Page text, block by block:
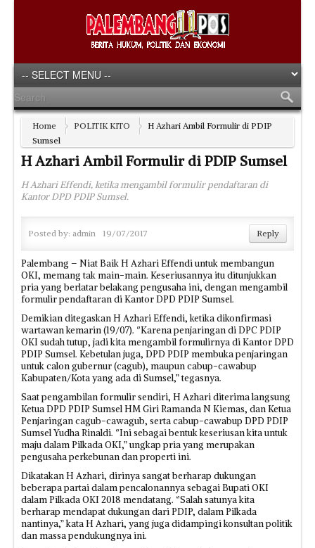
Home POLITIK KITO
H Azhari Ambil Formulir di PDIP
Sumsel
H Azhari Ambil Formulir di PDIP Sumsel
H Azhari Effendi, ketika mengambil formulir pendaftaran di
Kantor DPD PDIP Sumsel.
Posted by: admin 19/07/2017 Reply
Palembang – Niat Baik H Azhari Effendi untuk membangun
OKI, memang tak main-main. Keseriusannya itu ditunjukkan
pria yang berlatar belakang pengusaha ini, dengan mengambil
formulir pendaftaran di Kantor DPD PDIP Sumsel.
Demikian ditegaskan H Azhari Effendi, ketika dikonfirmasi
wartawan kemarin (19/07). ‘’Karena penjaringan di DPC PDIP
OKI sudah tutup, jadi kita mengambil formulirnya di Kantor DPD
PDIP Sumsel. Kebetulan juga, DPD PDIP membuka penjaringan
untuk calon gubernur (cagub), maupun cabup-cawabup
Kabupaten/Kota yang ada di Sumsel,” tegasnya.
Saat pengambilan formulir sendiri, H Azhari diterima langsung
Ketua DPD PDIP Sumsel HM Giri Ramanda N Kiemas, dan Ketua
Penjaringan cagub-cawagub, serta cabup-cawabup DPD PDIP
Sumsel Yudha Rinaldi. ‘’Ini sebagai bentuk keseriusan kita untuk
maju dalam Pilkada OKI,” ungkap pria yang merupakan
pengusaha perkebunan dan properti ini.
Dikatakan H Azhari, dirinya sangat berharap dukungan
beberapa partai dalam pencalonannya sebagai Bupati OKI
dalam Pilkada OKI 2018 mendatang. ‘’Salah satunya kita
berharap mendapat dukungan dari PDIP, dalam Pilkada
nantinya,” kata H Azhari, yang juga didampingi konsultan politik
dan massa pendukungnya ini.